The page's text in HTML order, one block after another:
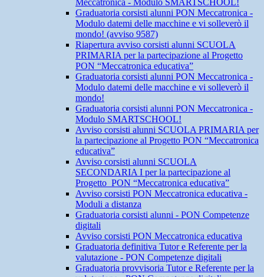
Meccatronica - Modulo SMARTSCHOOL!
Graduatoria corsisti alunni PON Meccatronica -
Modulo datemi delle macchine e vi solleverò il
mondo! (avviso 9587)
Riapertura avviso corsisti alunni SCUOLA
PRIMARIA per la partecipazione al Progetto
PON “Meccatronica educativa”
Graduatoria corsisti alunni PON Meccatronica -
Modulo datemi delle macchine e vi solleverò il
mondo!
Graduatoria corsisti alunni PON Meccatronica -
Modulo SMARTSCHOOL!
Avviso corsisti alunni SCUOLA PRIMARIA per
la partecipazione al Progetto PON “Meccatronica
educativa”
Avviso corsisti alunni SCUOLA
SECONDARIA I per la partecipazione al
Progetto PON “Meccatronica educativa”
Avviso corsisti PON Meccatronica educativa -
Moduli a distanza
Graduatoria corsisti alunni - PON Competenze
digitali
Avviso corsisti PON Meccatronica educativa
Graduatoria definitiva Tutor e Referente per la
valutazione - PON Competenze digitali
Graduatoria provvisoria Tutor e Referente per la